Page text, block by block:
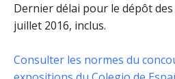
Dernier délai pour le dépôt
juillet 2016, inclus.
Consulter les normes du